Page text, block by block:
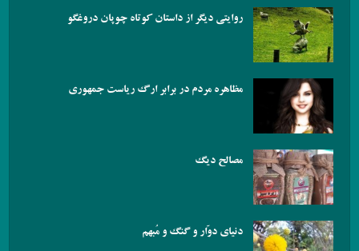
روایتی دیگر از داستان کوتاه چوپان دروغگو
مظاهره مردم در برابر ارگ ریاست جمهوری
مصالح دیگ
دنیای دوّار و گنگ و مُبهم